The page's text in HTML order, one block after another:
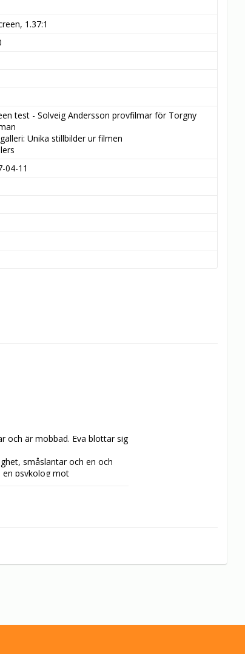
1.37:1
test - Solveig Andersson provfilmar för Torgny
Unika stillbilder ur filmen
04-11
och är mobbad. Eva blottar sig
småslantar och en och
en psykolog mot